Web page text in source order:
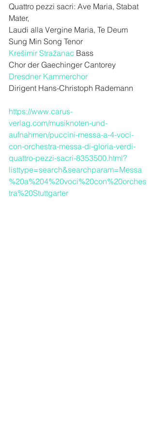
Quattro pezzi sacri: Ave Maria, Stabat
Mater,
Laudi alla Vergine Maria, Te Deum
Sung Min Song Tenor
Krešimir Stražanac Bass
Chor der Gaechinger Cantorey
Dresdner Kammerchor
Dirigent Hans-Christoph Rademann
https://www.carus-
verlag.com/musiknoten-und-
aufnahmen/puccini-messa-a-4-voci-
con-orchestra-messa-di-gloria-verdi-
quattro-pezzi-sacri-8353500.html?
listtype=search&searchparam=Messa
%20a%204%20voci%20con%20orches
tra%20Stuttgarter